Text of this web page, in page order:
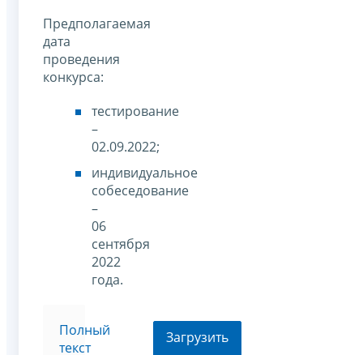
Предполагаемая
дата
проведения
конкурса:
тестирование
–
02.09.2022;
индивидуальное
собеседование
–
06
сентября
2022
года.
Полный
текст
Загрузить